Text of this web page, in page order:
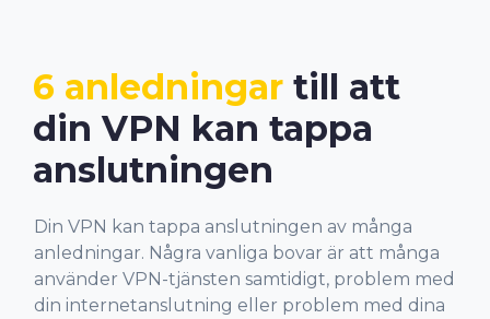
6 anledningar till att
din VPN kan tappa
anslutningen
Din VPN kan tappa anslutningen av många
anledningar. Några vanliga bovar är att många
använder VPN-tjänsten samtidigt, problem med
din internetanslutning eller problem med dina